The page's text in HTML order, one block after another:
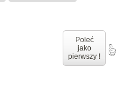
Poleć
jako
pierwszy !